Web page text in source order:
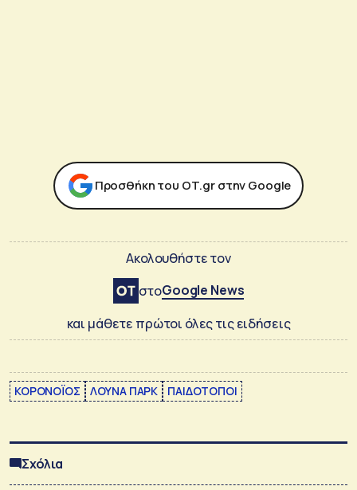
Προσθήκη του ΟΤ.gr στην Google
Ακολουθήστε τον
στοGoogle News
και μάθετε πρώτοι όλες τις ειδήσεις
ΚΟΡΟΝΟΪΟΣ ΛΟΥΝΑ ΠΑΡΚ ΠΑΙΔΟΤΟΠΟΙ
Σχόλια